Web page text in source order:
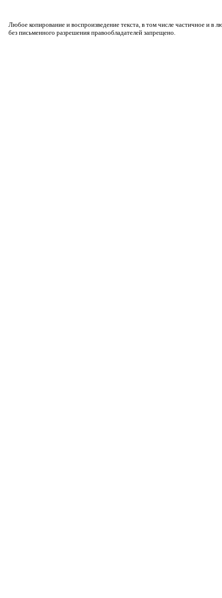
Любое копирование и воспроизведение текста, в том числе частичное и в
без письменного разрешения правообладателей запрещено.